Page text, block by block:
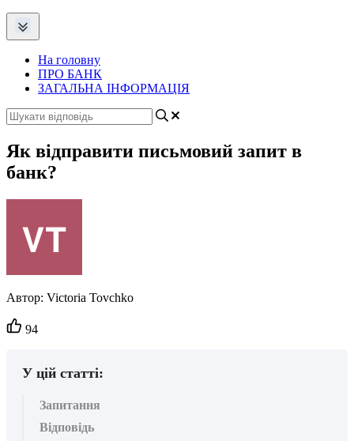
На головну
ПРО БАНК
ЗАГАЛЬНА ІНФОРМАЦІЯ
Як відправити письмовий запит в
банк?
Автор: Victoria Tovchko
Кількість
вподобайок:
94
У цій статті:
Запитання
Відповідь